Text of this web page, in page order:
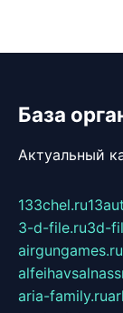
База
Актуальный
133chel.ru
3-d-file.ru3d-
airgungames.ru
aria-family.ru